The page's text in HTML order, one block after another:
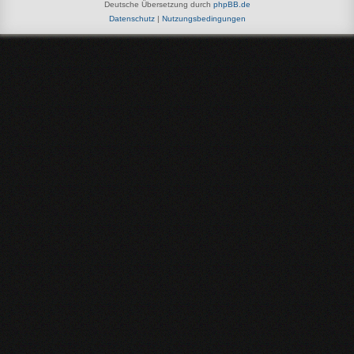
Deutsche Übersetzung durch phpBB.de
Datenschutz| Nutzungsbedingungen